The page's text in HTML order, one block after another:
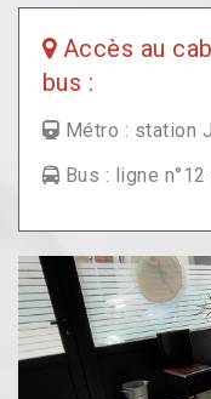
Accès au
bus :
Métro : station
Bus : ligne